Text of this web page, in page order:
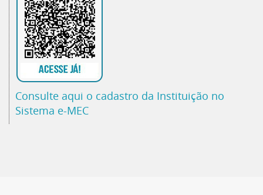
Consulte aqui o cadastro da Instituição no
Sistema e-MEC